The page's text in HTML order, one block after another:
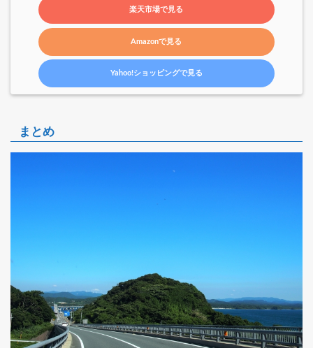
楽天市場で見る
Amazonで見る
Yahoo!ショッピングで見る
まとめ